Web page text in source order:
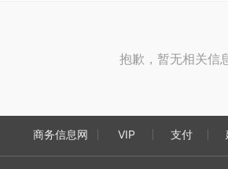
抱歉，暂无相关信
商务信息网 VIP 支付